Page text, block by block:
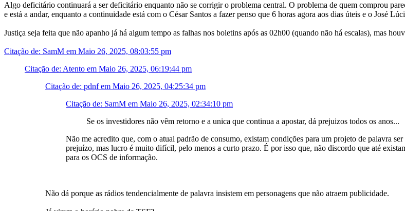
Algo deficitário continuará a ser deficitário enquanto não se corrigir o problema central. O problema de quem comprou
e está a andar, enquanto a continuidade está com o César Santos a fazer penso que 6 horas agora aos dias úteis e o José
Justiça seja feita que não apanho já há algum tempo as falhas nos boletins após as 02h00 (quando não há escalas), mas
Citação de: SamM em Maio 26, 2025, 08:03:55 pm
Citação de: Atento em Maio 26, 2025, 06:19:44 pm
Citação de: pdnf em Maio 26, 2025, 04:25:34 pm
Citação de: SamM em Maio 26, 2025, 02:34:10 pm
Se os investidores não vêm retorno e a unica que continua a apostar, dá prejuizos todos os anos...
Não me acredito que, com o atual padrão de consumo, existam condições para um projeto de palavra
prejuízo, mas lucro é muito difícil, pelo menos a curto prazo. É por isso que, não discordo que até
para os OCS de informação.
Não dá porque as rádios tendencialmente de palavra insistem em personagens que não atraem publicidade.